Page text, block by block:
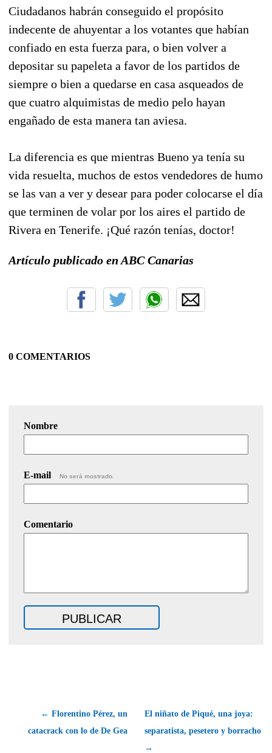
Ciudadanos habrán conseguido el propósito
indecente de ahuyentar a los votantes que habían
confiado en esta fuerza para, o bien volver a
depositar su papeleta a favor de los partidos de
siempre o bien a quedarse en casa asqueados de
que cuatro alquimistas de medio pelo hayan
engañado de esta manera tan aviesa.
La diferencia es que mientras Bueno ya tenía su
vida resuelta, muchos de estos vendedores de humo
se las van a ver y desear para poder colocarse el día
que terminen de volar por los aires el partido de
Rivera en Tenerife. ¡Qué razón tenías, doctor!
Artículo publicado en ABC Canarias
0 COMENTARIOS
Nombre
E-mail No será mostrado.
Comentario
← Florentino Pérez, un
catacrack con lo de De Gea
El niñato de Piqué, una joya:
separatista, pesetero y borracho
→